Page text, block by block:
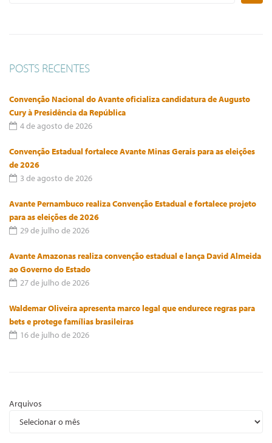
POSTS RECENTES
Convenção Nacional do Avante oficializa candidatura de Augusto
Cury à Presidência da República
4 de agosto de 2026
Convenção Estadual fortalece Avante Minas Gerais para as eleições
de 2026
3 de agosto de 2026
Avante Pernambuco realiza Convenção Estadual e fortalece projeto
para as eleições de 2026
29 de julho de 2026
Avante Amazonas realiza convenção estadual e lança David Almeida
ao Governo do Estado
27 de julho de 2026
Waldemar Oliveira apresenta marco legal que endurece regras para
bets e protege famílias brasileiras
16 de julho de 2026
Arquivos